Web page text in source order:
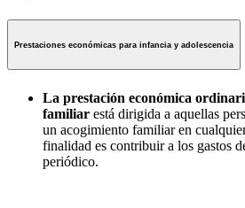
Prestaciones económicas para infancia y adolescencia
La prestación económica
familiar está dirigida a aquellas
un acogimiento familiar en
finalidad es contribuir a los gastos
periódico.